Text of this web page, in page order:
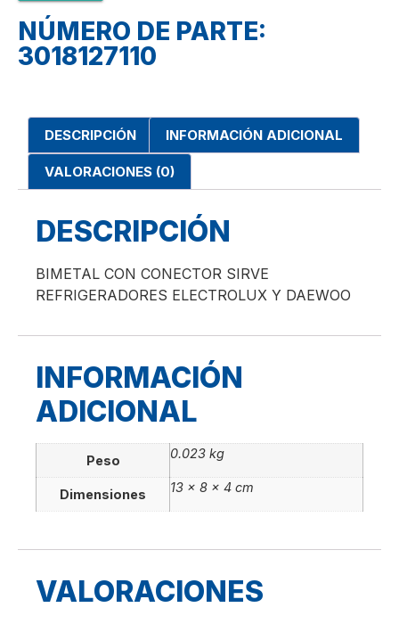
NÚMERO DE PARTE:
3018127110
DESCRIPCIÓN INFORMACIÓN ADICIONAL
VALORACIONES (0)
DESCRIPCIÓN
BIMETAL CON CONECTOR SIRVE
REFRIGERADORES ELECTROLUX Y DAEWOO
INFORMACIÓN
ADICIONAL
Peso 0.023 kg
Dimensiones 13 × 8 × 4 cm
VALORACIONES